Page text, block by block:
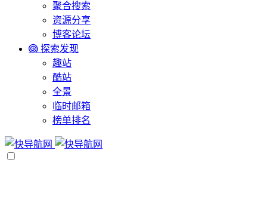
聚合搜索
资源分享
博客论坛
探索发现
趣站
酷站
全景
临时邮箱
榜单排名